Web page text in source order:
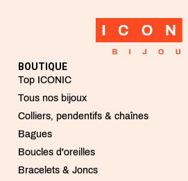
BOUTIQUE
Top ICONIC
Tous nos bijoux
Colliers, pendentifs & chaînes
Bagues
Boucles d'oreilles
Bracelets & Joncs